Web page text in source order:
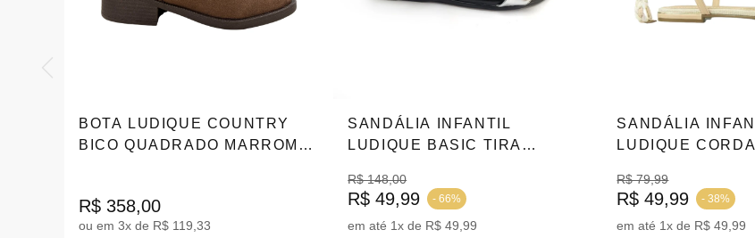
BOTA LUDIQUE COUNTRY
BICO QUADRADO MARROM
R$ 358,00
ou em 3x de R$ 119,33
SANDÁLIA INFANTIL
LUDIQUE BASIC TIRA
R$ 148,00
R$ 49,99 - 66%
em até 1x de R$ 49,99
SANDÁLIA
LUDIQUE
R$ 79,99
R$ 49,99 - 38%
em até 1x de R$ 49,99